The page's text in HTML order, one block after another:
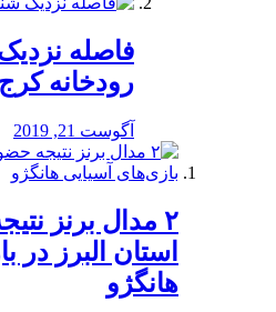
️فاصله
رودخانه کرج
آگوست 21, 2019
استان البرز در
هانگژو